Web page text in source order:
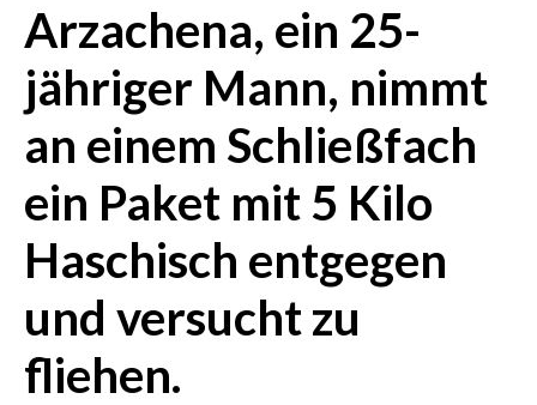
OGLIASTRA
AGENDA
ITALIA
MONDO
POLITICA
ECONOMIA
SERVIZI ALLE IMPRESE
Arzachena, ein 25-
jähriger Mann, nimmt
an einem Schließfach
ein Paket mit 5 Kilo
Haschisch entgegen
und versucht zu
fliehen.